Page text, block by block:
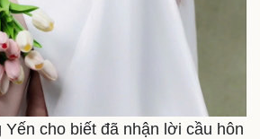
Yến cho biết đã nhận lời cầu hôn